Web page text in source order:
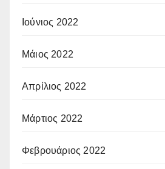
Ιούνιος 2022
Μάιος 2022
Απρίλιος 2022
Μάρτιος 2022
Φεβρουάριος 2022